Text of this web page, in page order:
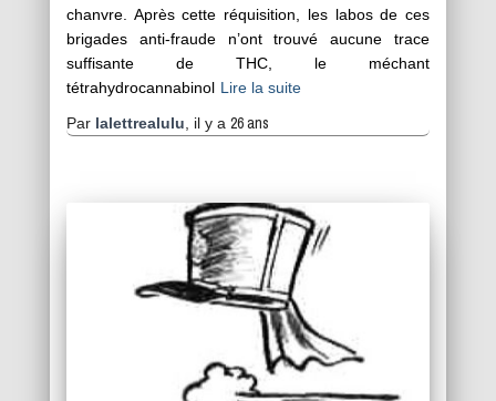
chanvre. Après cette réquisition, les labos de ces
brigades anti-fraude n’ont trouvé aucune trace
suffisante de THC, le méchant
tétrahydrocannabinol Lire la suite
Par lalettrealulu , il y a 26 ans